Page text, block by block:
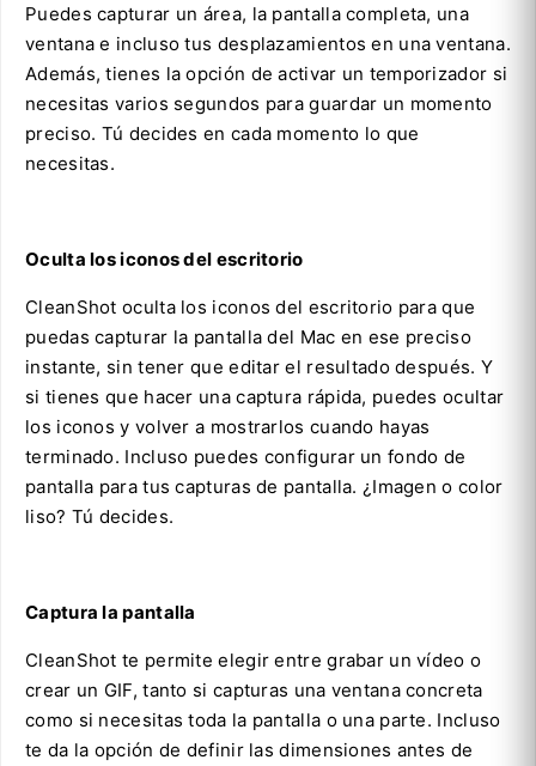
Puedes capturar un área, la pantalla completa, una
ventana e incluso tus desplazamientos en una ventana.
Además, tienes la opción de activar un temporizador si
necesitas varios segundos para guardar un momento
preciso. Tú decides en cada momento lo que
necesitas.
Oculta los iconos del escritorio
CleanShot oculta los iconos del escritorio para que
puedas capturar la pantalla del Mac en ese preciso
instante, sin tener que editar el resultado después. Y
si tienes que hacer una captura rápida, puedes ocultar
los iconos y volver a mostrarlos cuando hayas
terminado. Incluso puedes configurar un fondo de
pantalla para tus capturas de pantalla. ¿Imagen o color
liso? Tú decides.
Captura la pantalla
CleanShot te permite elegir entre grabar un vídeo o
crear un GIF, tanto si capturas una ventana concreta
como si necesitas toda la pantalla o una parte. Incluso
te da la opción de definir las dimensiones antes de